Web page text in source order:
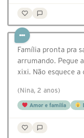
Família pronta pra
arrumando. Pegue
xixi. Não esquece
(Nina, 2 anos)
Amor e família